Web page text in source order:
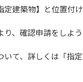
定建築物】と位置付
り、確認申請をしよ
て、詳しくは「指